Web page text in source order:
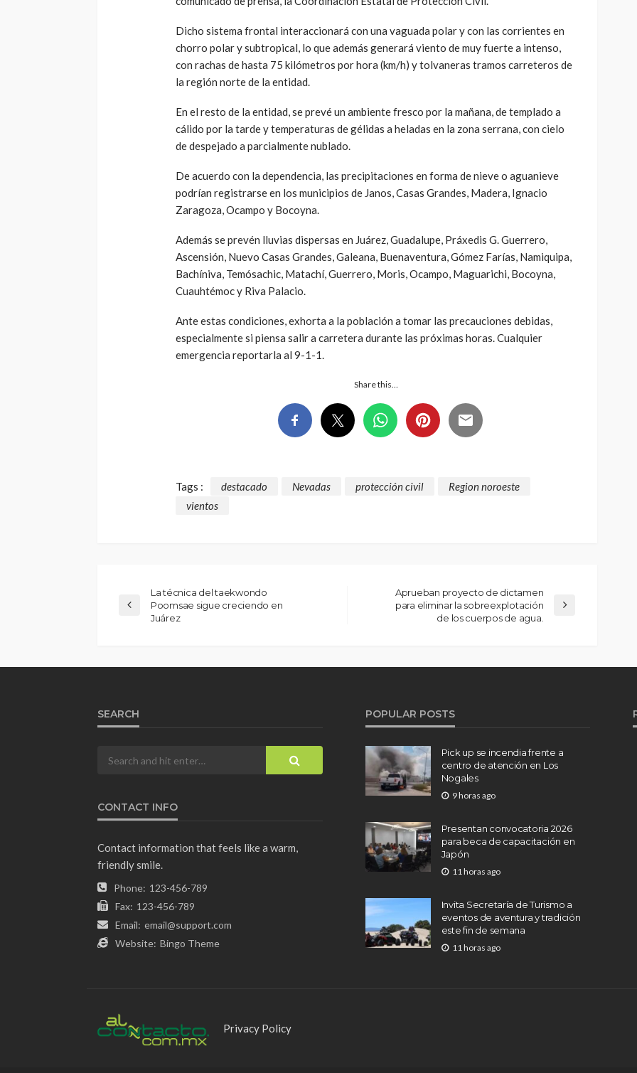
Dicho sistema frontal interaccionará con una vaguada polar y con las corrientes en
chorro polar y subtropical, lo que además generará viento de muy fuerte a intenso,
con rachas de hasta 75 kilómetros por hora (km/h) y tolvaneras tramos carreteros de
la región norte de la entidad.
En el resto de la entidad, se prevé un ambiente fresco por la mañana, de templado a
cálido por la tarde y temperaturas de gélidas a heladas en la zona serrana, con cielo
de despejado a parcialmente nublado.
De acuerdo con la dependencia, las precipitaciones en forma de nieve o aguanieve
podrían registrarse en los municipios de Janos, Casas Grandes, Madera, Ignacio
Zaragoza, Ocampo y Bocoyna.
Además se prevén lluvias dispersas en Juárez, Guadalupe, Práxedis G. Guerrero,
Ascensión, Nuevo Casas Grandes, Galeana, Buenaventura, Gómez Farías, Namiquipa,
Bachíniva, Temósachic, Matachí, Guerrero, Moris, Ocampo, Maguarichi, Bocoyna,
Cuauhtémoc y Riva Palacio.
Ante estas condiciones, exhorta a la población a tomar las precauciones debidas,
especialmente si piensa salir a carretera durante las próximas horas. Cualquier
emergencia reportarla al 9-1-1.
Share this…
Tags : destacado Nevadas protección civil
Region noroeste
vientos
La técnica del taekwondo
Poomsae sigue creciendo en
Juárez
Aprueban proyecto de dictamen
para eliminar la sobreexplotación
de los cuerpos de agua.
SEARCH
CONTACT INFO
Contact information that feels like a warm,
friendly smile.
Phone: 123-456-789
Fax: 123-456-789
Email: email@support.com
Website: Bingo Theme
POPULAR POSTS
Pick up se incendia frente a
centro de atención en Los
Nogales
9 horas ago
Presentan convocatoria 2026
para beca de capacitación en
Japón
11 horas ago
Invita Secretaría de Turismo a
eventos de aventura y tradición
este fin de semana
11 horas ago
Privacy Policy